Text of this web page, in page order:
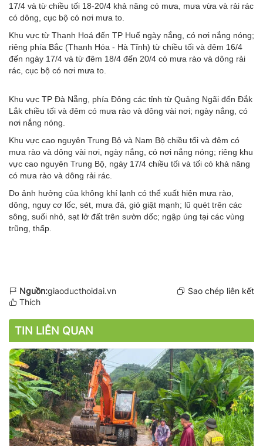
17/4 và từ chiều tối 18-20/4 khả năng có mưa, mưa vừa và rải rác
có dông, cục bộ có nơi mưa to.
Khu vực từ Thanh Hoá đến TP Huế ngày nắng, có nơi nắng nóng;
riêng phía Bắc (Thanh Hóa - Hà Tĩnh) từ chiều tối và đêm 16/4
đến ngày 17/4 và từ đêm 18/4 đến 20/4 có mưa rào và dông rải
rác, cục bộ có nơi mưa to.
Khu vực TP Đà Nẵng, phía Đông các tỉnh từ Quảng Ngãi đến Đắk
Lắk chiều tối và đêm có mưa rào và dông vài nơi; ngày nắng, có
nơi nắng nóng.
Khu vực cao nguyên Trung Bộ và Nam Bộ chiều tối và đêm có
mưa rào và dông vài nơi, ngày nắng, có nơi nắng nóng; riêng khu
vực cao nguyên Trung Bộ, ngày 17/4 chiều tối và tối có khả năng
có mưa rào và dông rải rác.
Do ảnh hưởng của không khí lạnh có thể xuất hiện mưa rào,
dông, nguy cơ lốc, sét, mưa đá, gió giật mạnh; lũ quét trên các
sông, suối nhỏ, sạt lở đất trên sườn dốc; ngập úng tại các vùng
trũng, thấp.
Nguồn:giaoducthoidai.vn
Sao chép liên kết
Thích
TIN LIÊN QUAN